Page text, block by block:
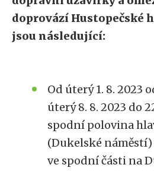
doprovází Hustopečské
jsou následující:
Od úterý 1. 8. 2023
úterý 8. 8. 2023 do
spodní polovina
(Dukelské
ve spodní části na